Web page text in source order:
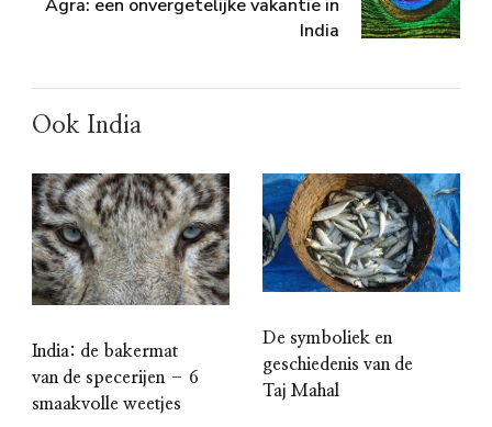
Agra: een onvergetelijke vakantie in
India
Ook India
India: de bakermat
van de specerijen – 6
smaakvolle weetjes
De symboliek en
geschiedenis van de
Taj Mahal